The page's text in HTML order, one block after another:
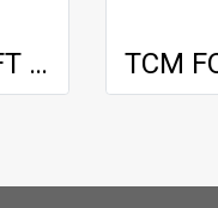
TOYOTA FORKLIFT / 7FD35 / 3.0 m F/F